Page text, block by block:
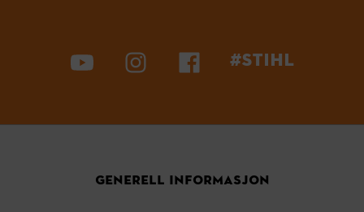
#STIHL
GENERELL INFORMASJON